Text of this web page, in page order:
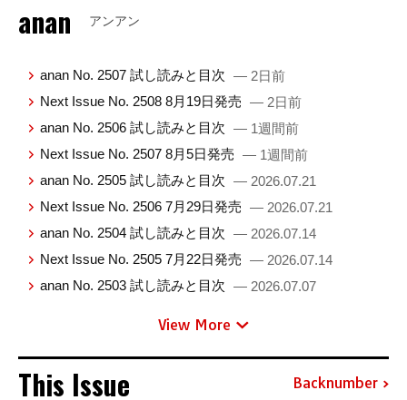
anan アンアン
anan No. 2507 試し読みと目次 — 2日前
Next Issue No. 2508 8月19日発売 — 2日前
anan No. 2506 試し読みと目次 — 1週間前
Next Issue No. 2507 8月5日発売 — 1週間前
anan No. 2505 試し読みと目次 — 2026.07.21
Next Issue No. 2506 7月29日発売 — 2026.07.21
anan No. 2504 試し読みと目次 — 2026.07.14
Next Issue No. 2505 7月22日発売 — 2026.07.14
anan No. 2503 試し読みと目次 — 2026.07.07
View More
This Issue Backnumber